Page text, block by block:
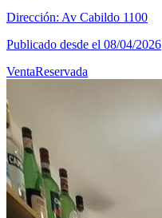
Dirección: Av Cabildo 1100
Publicado desde el 08/04/2026
VentaReservada